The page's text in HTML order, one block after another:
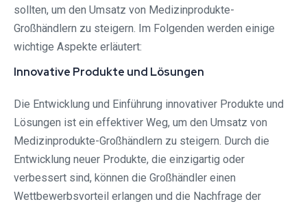
sollten, um den Umsatz von Medizinprodukte-
Großhändlern zu steigern. Im Folgenden werden einige
wichtige Aspekte erläutert:
Innovative Produkte und Lösungen
Die Entwicklung und Einführung innovativer Produkte und
Lösungen ist ein effektiver Weg, um den Umsatz von
Medizinprodukte-Großhändlern zu steigern. Durch die
Entwicklung neuer Produkte, die einzigartig oder
verbessert sind, können die Großhändler einen
Wettbewerbsvorteil erlangen und die Nachfrage der